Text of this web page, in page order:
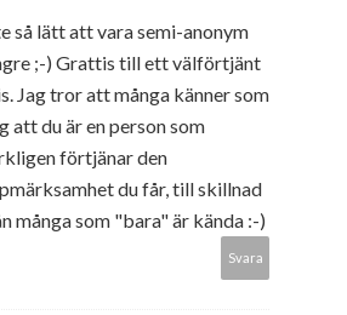
så lätt att vara semi-anonym
;-) Grattis till ett välförtjänt
Jag tror att många känner som
att du är en person som
förtjänar den
du får, till skillnad
många som "bara" är kända :-)
Svara